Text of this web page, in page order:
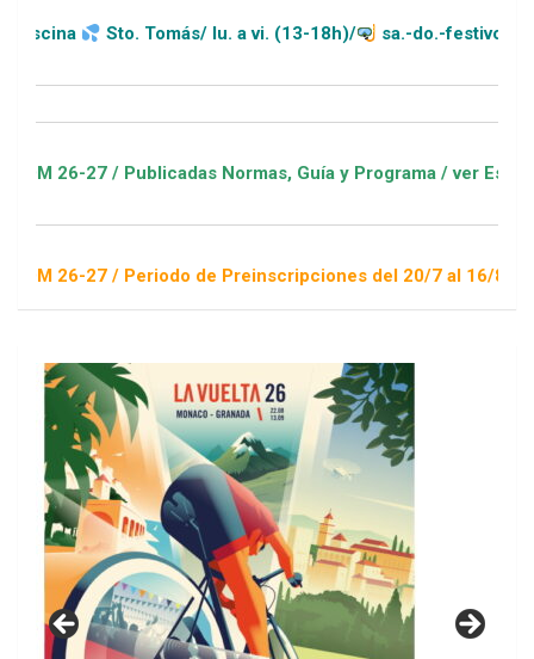
Sto. Tomás/ lu. a vi. (13-18h)/ sa.-do.-festivos (11-20h)
27 / Publicadas Normas, Guía y Programa / ver Escuelas
27 / Periodo de Preinscripciones del 20/7 al 16/8 / Sorteo 1